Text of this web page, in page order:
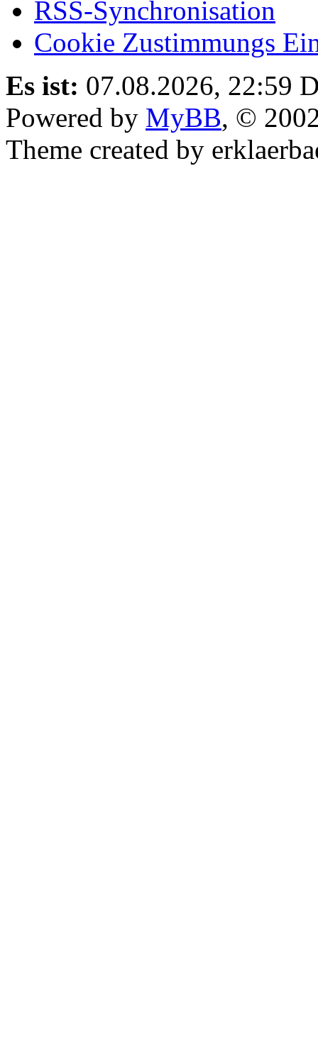
RSS-Synchronisation
Cookie Zustimmungs
Es ist: 07.08.2026, 22:59
Powered by MyBB, ©
Theme created by